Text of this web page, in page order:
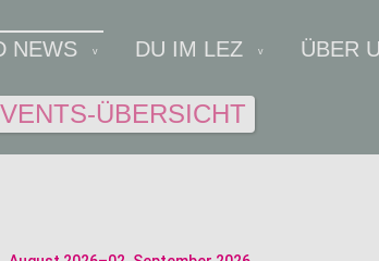
NEWS DU IM LEZ ÜBER
ÜBERSICHT